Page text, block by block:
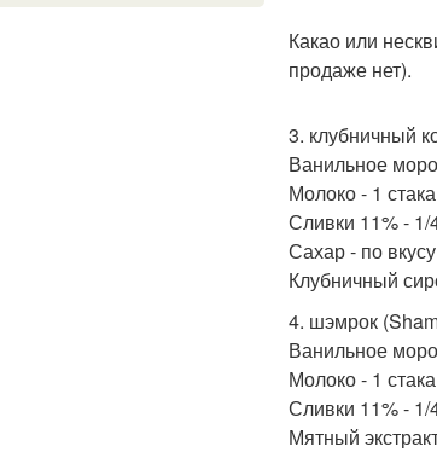
Какао или
продаже нет).
3. клубничный
Ванильное
Молоко - 1
Сливки 11% - 1/
Сахар - по
Клубничный
4. шэмрок
Ванильное
Молоко - 1
Сливки 11% - 1/
Мятный